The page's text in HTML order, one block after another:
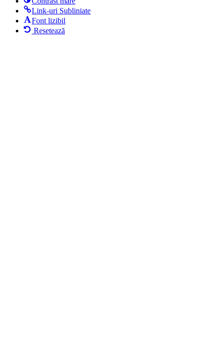
Link-uri Subliniate
Font lizibil
Resetează